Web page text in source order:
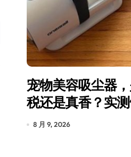
宠物美容吸尘器
税还是真香？实
8 月 9, 2026